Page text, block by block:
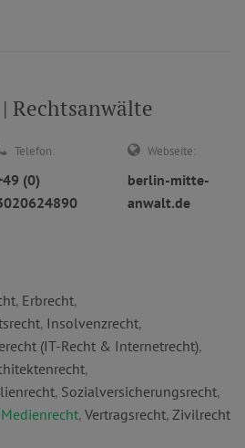
| Rechtsanwälte
Telefon:
(0)
Webseite:
berlin-mitte-
anwalt.de
, Erbrecht,
, Insolvenzrecht,
(IT-Recht & Internetrecht),
,
, Sozialversicherungsrecht,
, Vertragsrecht, Zivilrecht